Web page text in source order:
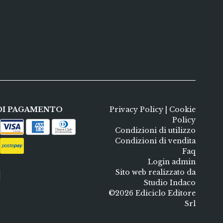
PAGAMENTO Privacy Policy| Cookie
Policy
Condizioni di utilizzo
Condizioni di vendita
Faq
Login admin
Sito web realizzato da
Studio Indaco
©2026 Ediciclo Editore
Srl